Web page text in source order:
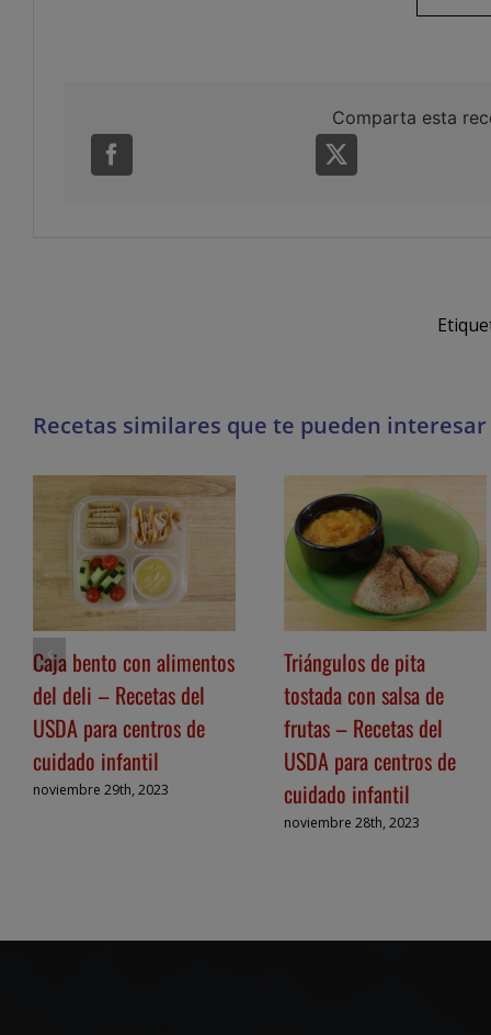
Comparta esta
Caja bento con alimentos
del deli – Recetas del
USDA para centros de
cuidado infantil
noviembre 29th, 2023
Triángulos de pita
tostada con salsa de
frutas – Recetas del
USDA para centros de
cuidado infantil
noviembre 28th, 2023